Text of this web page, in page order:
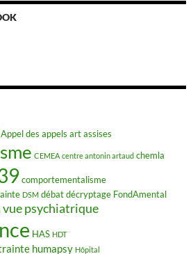
Appel des appels artassises
CEMEA centre antonin artaud chemla
comportementalisme
DSM débatdécryptage FondAmental
vue psychiatrique
HAS HDT
humapsy Hôpital